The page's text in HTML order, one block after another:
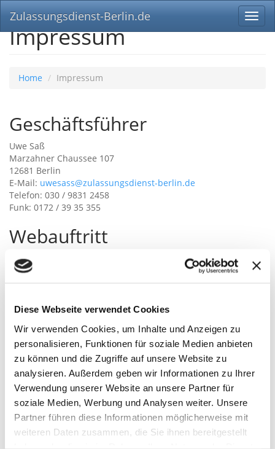
Diese Webseite verwendet Cookies
Wir verwenden Cookies, um Inhalte und Anzeigen zu
personalisieren, Funktionen für soziale Medien anbieten
zu können und die Zugriffe auf unsere Website zu
analysieren. Außerdem geben wir Informationen zu Ihrer
Verwendung unserer Website an unsere Partner für
soziale Medien, Werbung und Analysen weiter. Unsere
Partner führen diese Informationen möglicherweise mit
weiteren Daten zusammen, die Sie ihnen bereitgestellt
Zulassungsdienst-Berlin.de
Impressum
Home Impressum
Geschäftsführer
Uwe Saß
Marzahner Chaussee 107
12681 Berlin
E-Mail: uwesass@zulassungsdienst-berlin.de
Telefon: 030 / 9831 2458
Funk: 0172 / 39 35 355
Webauftritt
Dominik Kunze
E-Mail:
admin@zulassungsdienst-berlin.de
Haftung für die Inhalte externer Links. Für den Inhalt der
verlinkten Seiten sind ausschließlich deren Betreiber
verantwortlich.
Datenschutz:
Hier finden Sie unsereDatenschutzerklärung
Anfahrt